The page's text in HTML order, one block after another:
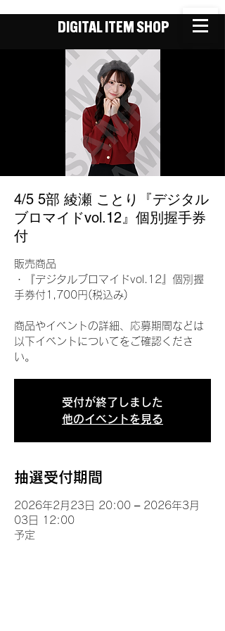
DIGITAL ITEM SHOP
4/5 5部 綾瀬 ことり『デジタル
ブロマイドvol.12』個別握手券
付
販売商品
・『デジタルブロマイドvol.12』個別握
手券付1,700円(税込み)
商品やイベントの詳細、応募期間などは
以下イベントについてをご確認くださ
い。
受付が終了しました
他のイベントを見る
抽選受付期間
2026年2月23日 20:00 – 2026年3月
03日 12:00
予定